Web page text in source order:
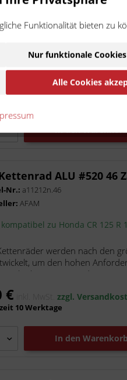
Kettenräder werden nach den
um den hohen
inkl. MwSt.zzgl.
In den
ALU #520 46
Nr.: a11212n.46
AFAM
zu Honda CR 125 R
werden nach den
um den hohen
Kettenräder...
€ inkl. MwSt.zzgl.
10 Werktage
In den Warenkorb
Funktionalität bieten zu
Nur funktionale
Alle Cookies